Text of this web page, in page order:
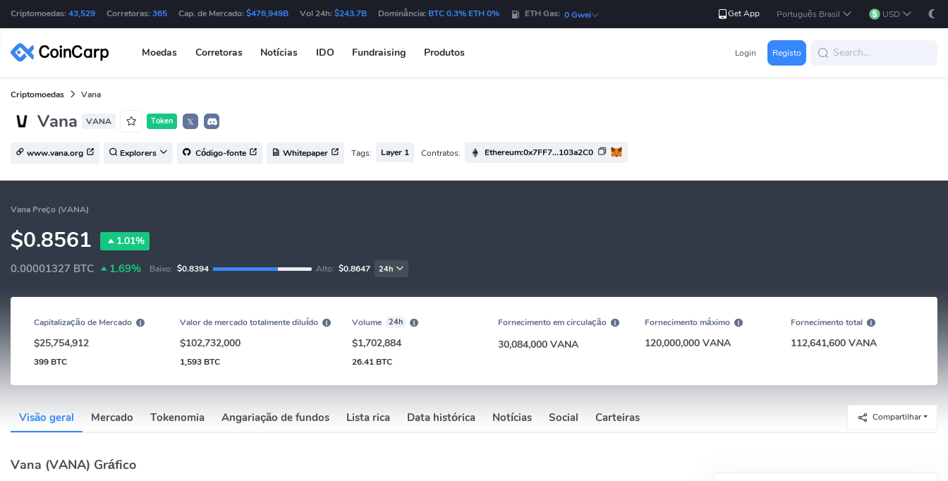
Criptomoedas: 43,529 Corretoras: 365 Cap. de Mercado: $476,949B Vol 24h: $243.7B Dominância: BTC 0.3% ETH 0% ETH Gas: 0 Gwei Get App Português Brasil USD
Moedas Corretoras Notícias IDO Fundraising Produtos Login Registo
Criptomoedas Vana
Vana VANA Token 𝕏
www.vana.org Explorers Código-fonte Whitepaper Tags: Layer 1 Contratos: Ethereum:0x7FF7...103a2C0
Vana Preço (VANA)
$0.8561 1.01%
0.00001327 BTC 1.69% Baixo: $0.8394 Alto: $0.8647 24h
Capitalização de Mercado
$25,754,912
399 BTC
Valor de mercado totalmente diluído
$102,732,000
1,593 BTC
Volume 24h
$1,702,884
26.41 BTC
Fornecimento em circulação
30,084,000 VANA
Fornecimento máximo
120,000,000 VANA
Fornecimento total
112,641,600 VANA
Visão geral Mercado Tokenomia Angariação de fundos Lista rica Data histórica Notícias Social Carteiras Compartilhar
Vana (VANA) Gráfico